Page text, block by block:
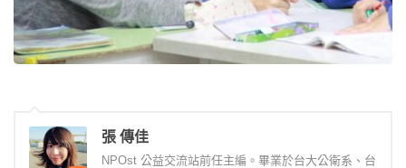
張 傳佳
NPOst 公益交流站前任主編。畢業於台大公衛系、台